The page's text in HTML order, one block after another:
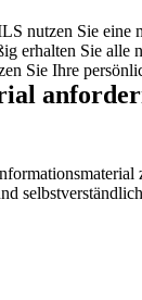
nutzen Sie eine
erhalten Sie
Sie Ihre